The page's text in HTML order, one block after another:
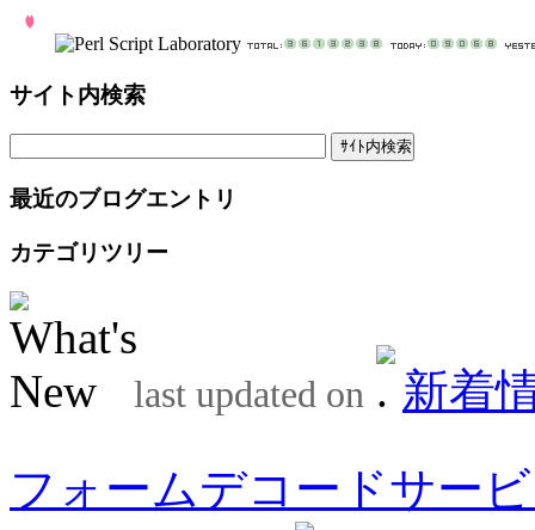
サイト内検索
最近のブログエントリ
カテゴリツリー
last updated on
新着
フォームデコードサー